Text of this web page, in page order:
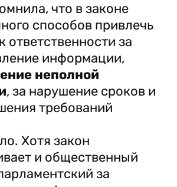
что в законе
способов привлечь
ответственности за
информации,
неполной
, за нарушение сроков и
требований
Хотя закон
и общественный
за